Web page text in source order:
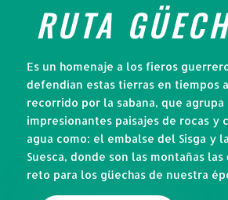
RUTA
Es un homenaje a los fieros
defendían estas tierras en tiempos
recorrido por la sabana, que agrupa
impresionantes paisajes de rocas y
agua como: el embalse del Sisga y
Suesca, donde son las montañas
reto para los güechas de nuestra